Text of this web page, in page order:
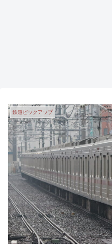
鉄道ピックアップ